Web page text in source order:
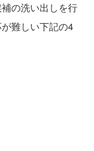
の洗い出しを行
難しい下記の4